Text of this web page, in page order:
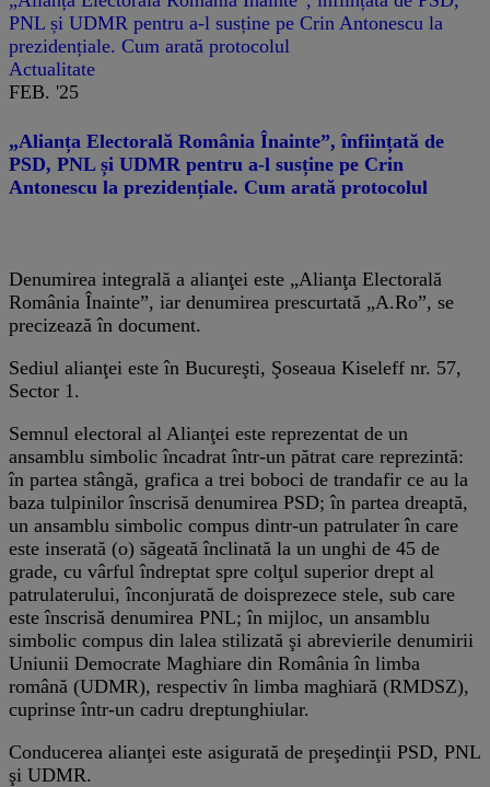
PNL și UDMR pentru a-l susține pe Crin Antonescu la
prezidențiale. Cum arată protocolul
Actualitate
FEB. '25
„Alianța Electorală România Înainte”, înființată de
PSD, PNL și UDMR pentru a-l susține pe Crin
Antonescu la prezidențiale. Cum arată protocolul
Denumirea integrală a alianţei este „Alianţa Electorală
România Înainte”, iar denumirea prescurtată „A.Ro”, se
precizează în document.
Sediul alianţei este în Bucureşti, Şoseaua Kiseleff nr. 57,
Sector 1.
Semnul electoral al Alianţei este reprezentat de un
ansamblu simbolic încadrat într-un pătrat care reprezintă:
în partea stângă, grafica a trei boboci de trandafir ce au la
baza tulpinilor înscrisă denumirea PSD; în partea dreaptă,
un ansamblu simbolic compus dintr-un patrulater în care
este inserată (o) săgeată înclinată la un unghi de 45 de
grade, cu vârful îndreptat spre colţul superior drept al
patrulaterului, înconjurată de doisprezece stele, sub care
este înscrisă denumirea PNL; în mijloc, un ansamblu
simbolic compus din lalea stilizată şi abrevierile denumirii
Uniunii Democrate Maghiare din România în limba
română (UDMR), respectiv în limba maghiară (RMDSZ),
cuprinse într-un cadru dreptunghiular.
Conducerea alianţei este asigurată de preşedinţii PSD, PNL
şi UDMR.